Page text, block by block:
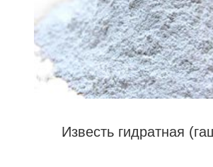
Известь гидратная